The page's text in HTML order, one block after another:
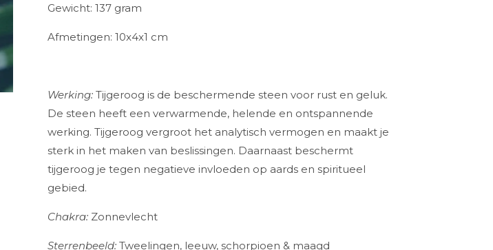
Gewicht: 137 gram
Afmetingen: 10x4x1 cm
Werking: Tijgeroog is de beschermende steen voor rust en geluk.
De steen heeft een verwarmende, helende en ontspannende
werking. Tijgeroog vergroot het analytisch vermogen en maakt je
sterk in het maken van beslissingen. Daarnaast beschermt
tijgeroog je tegen negatieve invloeden op aards en spiritueel
gebied.
Chakra: Zonnevlecht
Sterrenbeeld: Tweelingen, leeuw, schorpioen & maagd